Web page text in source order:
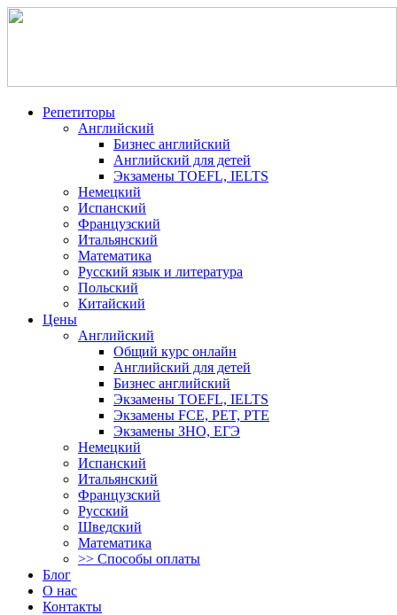
Репетиторы
Английский
Бизнес английский
Английский для детей
Экзамены TOEFL, IELTS
Немецкий
Испанский
Французский
Итальянский
Математика
Русский язык и литература
Польский
Китайский
Цены
Английский
Общий курс онлайн
Английский для детей
Бизнес английский
Экзамены TOEFL, IELTS
Экзамены FCE, PET, PTE
Экзамены ЗНО, ЕГЭ
Немецкий
Испанский
Итальянский
Французский
Русский
Шведский
Математика
>> Способы оплаты
Блог
О нас
Контакты